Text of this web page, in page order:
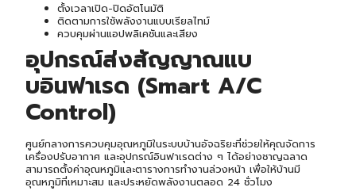
ตั้งเวลาเปิด-ปิดอัตโนมัติ
ติดตามการใช้พลังงานแบบเรียลไทม์
ควบคุมผ่านแอปพลิเคชันและเสียง
อุปกรณ์ส่งสัญญาณแบ
บอินฟาเรด (Smart A/C
Control)
ศูนย์กลางการควบคุมอุณหภูมิในระบบบ้านอัจฉริยะที่ช่วยให้คุณจัดการ
เครื่องปรับอากาศ และอุปกรณ์อินฟาเรดต่าง ๆ ได้อย่างชาญฉลาด
สามารถตั้งค่าอุณหภูมิและตารางการทำงานล่วงหน้า เพื่อให้บ้านมี
อุณหภูมิที่เหมาะสม และประหยัดพลังงานตลอด 24 ชั่วโมง